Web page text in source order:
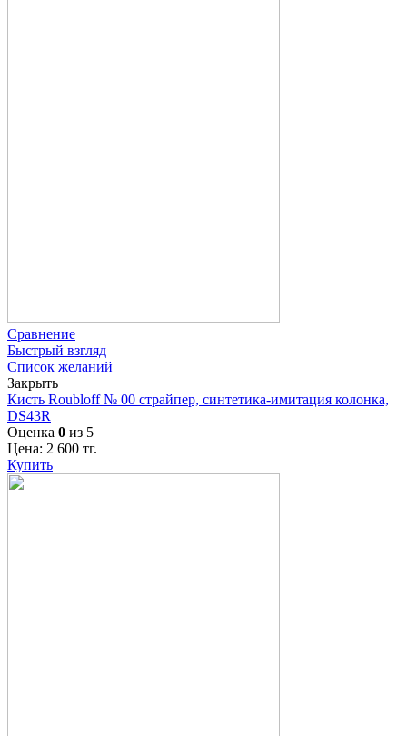
Сравнение
Быстрый взгляд
Список желаний
Закрыть
Кисть Roubloff № 00 страйпер, синтетика-имитация колонка,
DS43R
Оценка 0 из 5
Цена: 2 600 тг.
Купить